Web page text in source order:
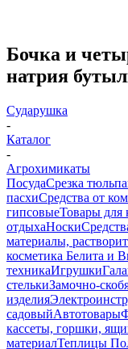
Бочка и
натрия
Сударушка
-
Каталог
-
Агрохимикаты
ПосудаСрезка
пасхиСредства от
гипсовыеТовары для
отдыхаНоски
материалы,
косметика Белита и
техникаИгрушки
стелькиЗамочно-
изделия
садовыйАвтотовары
кассеты, горшки,
материалТеплицы